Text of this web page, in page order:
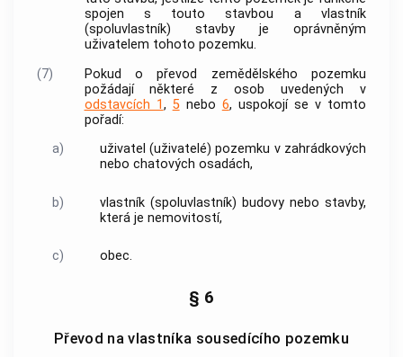
spojen s touto stavbou a vlastník
(spoluvlastník) stavby je oprávněným
uživatelem tohoto pozemku.
(7)
Pokud o převod zemědělského pozemku
požádají některé z osob uvedených v
odstavcích 1, 5nebo 6, uspokojí se v tomto
pořadí:
a)
uživatel (uživatelé) pozemku v zahrádkových
nebo chatových osadách,
b)
vlastník (spoluvlastník) budovy nebo stavby,
která je nemovitostí,
c) obec.
§ 6
Převod na vlastníka sousedícího pozemku